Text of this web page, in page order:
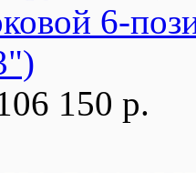
6-
150 р.